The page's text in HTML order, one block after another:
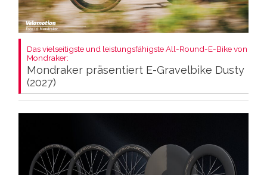
Das vielseitigste und leistungsfähigste All-Round-E-Bike von
Mondraker:
Mondraker präsentiert E-Gravelbike Dusty
(2027)